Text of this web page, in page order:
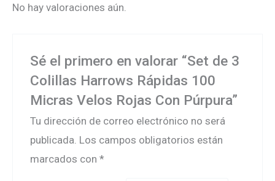
No hay valoraciones aún.
Sé el primero en valorar “Set de 3
Colillas Harrows Rápidas 100
Micras Velos Rojas Con Púrpura”
Tu dirección de correo electrónico no será
publicada. Los campos obligatorios están
marcados con*